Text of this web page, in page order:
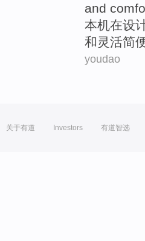
and
本机在设
和灵活简
youdao
关于有道 Investors 有道智选